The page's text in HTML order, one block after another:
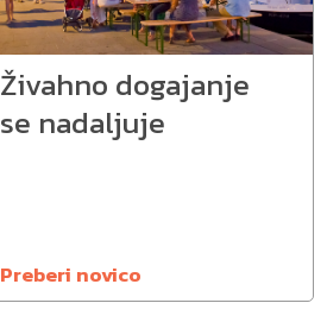
Živahno dogajanje
se nadaljuje
Preberi novico